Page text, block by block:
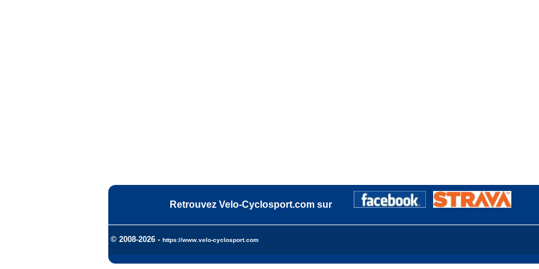
Retrouvez Velo-Cyclosport.com sur
© 2008-2026 - https://www.velo-cyclosport.com